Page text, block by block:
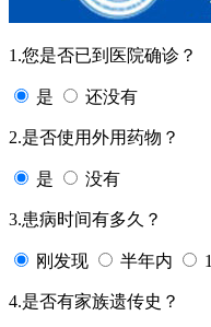
1.您是否已到医院确诊？
是 还没有
2.是否使用外用药物？
是 没有
3.患病时间有多久？
刚发现 半年内
4.是否有家族遗传史？